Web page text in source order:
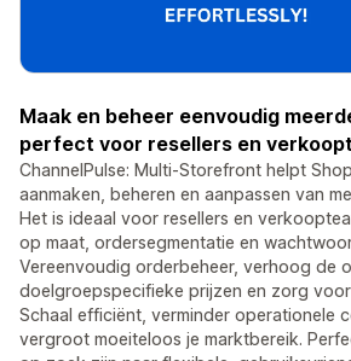
Maak en beheer eenvoudig
perfect voor resellers en
ChannelPulse: Multi-Storefront helpt
aanmaken, beheren en aanpassen van
Het is ideaal voor resellers en
op maat, ordersegmentatie en
Vereenvoudig orderbeheer, verhoog de
doelgroepspecifieke prijzen en zorg
Schaal efficiënt, verminder operationele
vergroot moeiteloos je marktbereik.